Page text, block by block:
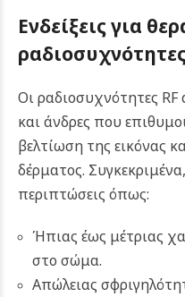
Ενδείξεις για θ
Οι ραδιοσυχνότητες RF
και άνδρες που
βελτίωση της εικόνας
δέρματος.
περιπτώσεις όπως:
Ήπιας έως μέτριας
στο σώμα.
Απώλειας